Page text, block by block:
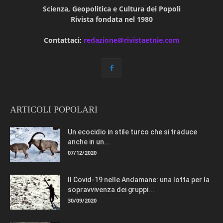
Scienza, Geopolitica e Cultura dei Popoli
Rivista fondata nel 1980
Contattaci: redazione@rivistaetnie.com
ARTICOLI POPOLARI
Un ecocidio in stile turco che si traduce
anche in un...
07/12/2020
Il Covid-19 nelle Andamane: una lotta per la
sopravvivenza dei gruppi...
30/09/2020